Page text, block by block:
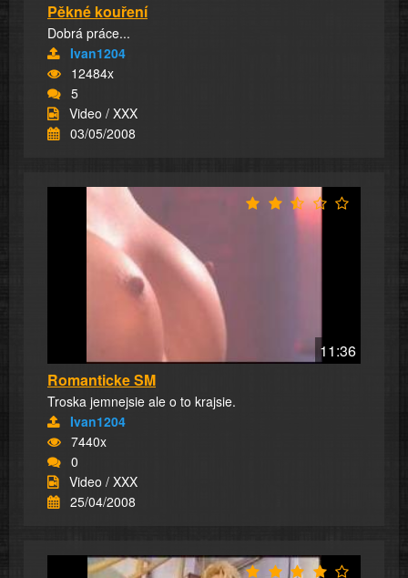
Pěkné kouření
Dobrá práce...
Ivan1204
12484x
5
Video / XXX
03/05/2008
11:36
Romanticke SM
Troska jemnejsie ale o to krajsie.
Ivan1204
7440x
0
Video / XXX
25/04/2008